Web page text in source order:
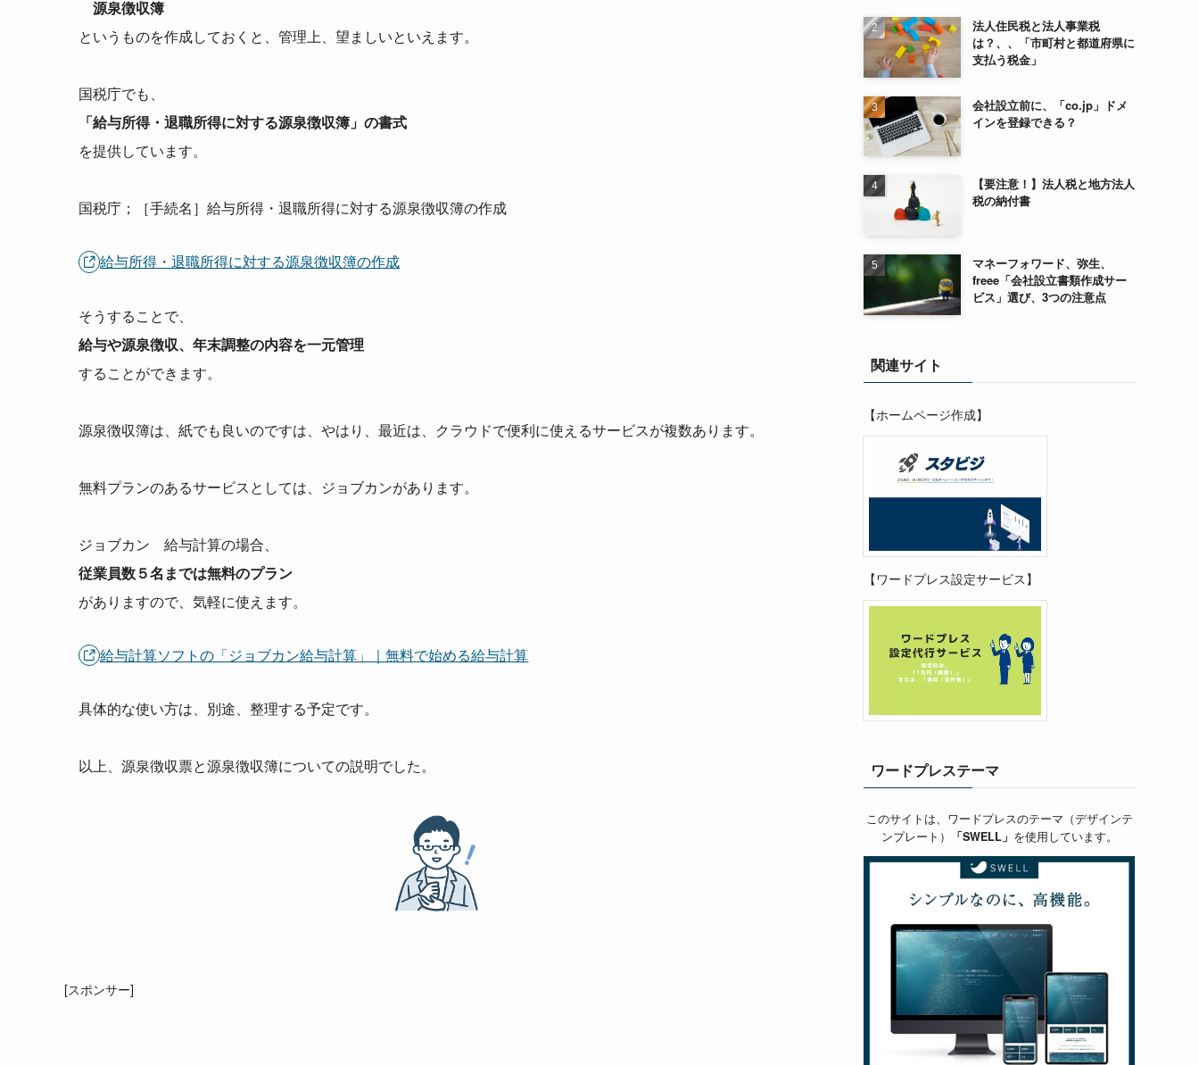
源泉徴収簿
というものを作成しておくと、管理上、望ましいといえます。
国税庁でも、
「給与所得・退職所得に対する源泉徴収簿」の書式
を提供しています。
国税庁；［手続名］給与所得・退職所得に対する源泉徴収簿の作成
給与所得・退職所得に対する源泉徴収簿の作成
そうすることで、
給与や源泉徴収、年末調整の内容を一元管理
することができます。
源泉徴収簿は、紙でも良いのですは、やはり、最近は、クラウドで便利に使えるサービスが複数あります。
無料プランのあるサービスとしては、ジョブカンがあります。
ジョブカン 給与計算の場合、
従業員数５名までは無料のプラン
がありますので、気軽に使えます。
給与計算ソフトの「ジョブカン給与計算」｜無料で始める給与計算
具体的な使い方は、別途、整理する予定です。
以上、源泉徴収票と源泉徴収簿についての説明でした。
[スポンサー]
法人住民税と法人事業税
は？、、「市町村と都道府県に
支払う税金」
会社設立前に、「co.jp」ドメ
インを登録できる？
【要注意！】法人税と地方法人
税の納付書
マネーフォワード、弥生、
freee「会社設立書類作成サー
ビス」選び、3つの注意点
関連サイト
【ホームページ作成】
【ワードプレス設定サービス】
ワードプレステーマ
このサイトは、ワードプレスのテーマ（デザインテ
ンプレート）
「SWELL」 を使用しています。